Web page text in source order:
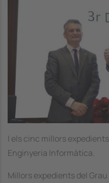
I els cinc millors
Enginyeria Informàtica.
Millors expedients del